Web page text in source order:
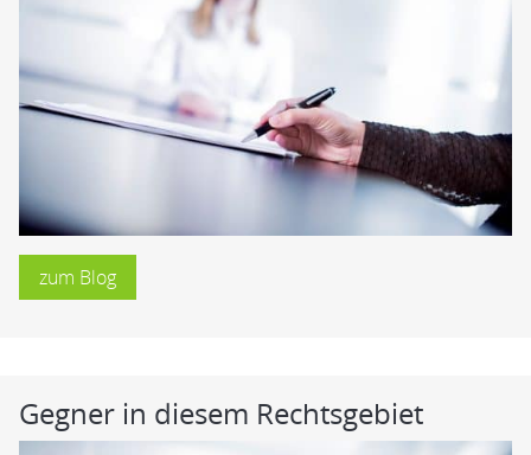
zum Blog
Gegner in diesem Rechtsgebiet